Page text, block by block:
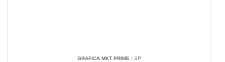
GRAFICA MKT PRIME/ SP